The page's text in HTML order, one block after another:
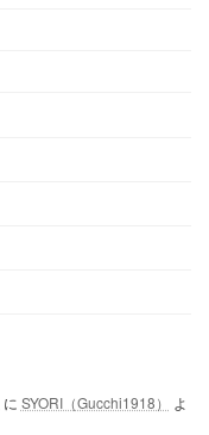
に SYORI（Gucchi1918）
よ